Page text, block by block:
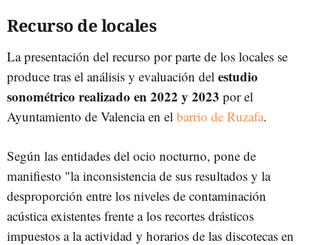
Recurso de locales
La presentación del recurso por parte de los locales se
produce tras el análisis y evaluación del estudio
sonométrico realizado en 2022 y 2023 por el
Ayuntamiento de Valencia en el barrio de Ruzafa.
Según las entidades del ocio nocturno, pone de
manifiesto "la inconsistencia de sus resultados y la
desproporción entre los niveles de contaminación
acústica existentes frente a los recortes drásticos
impuestos a la actividad y horarios de las discotecas en